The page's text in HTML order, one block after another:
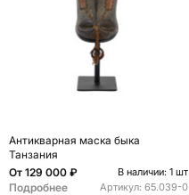
Антикварная маска быка
Танзания
От 129 000 ₽ В наличии: 1 шт
Подробнее Артикул: 65.039-0